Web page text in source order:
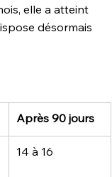
elle a atteint
désormais
Après 90 jours
14 à 16